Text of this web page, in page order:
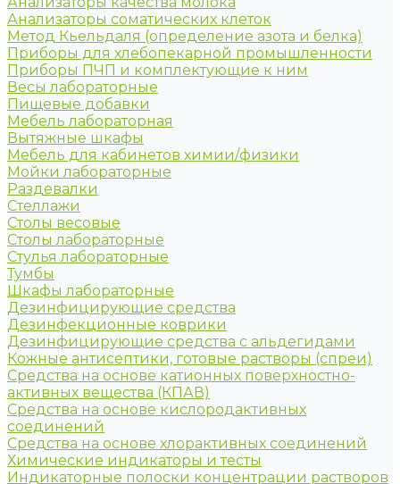
Анализаторы соматических клеток
Метод Кьельдаля (определение азота и белка)
Приборы для хлебопекарной промышленности
Приборы ПЧП и комплектующие к ним
Весы лабораторные
Пищевые добавки
Мебель лабораторная
Вытяжные шкафы
Мебель для кабинетов химии/физики
Мойки лабораторные
Раздевалки
Стеллажи
Столы весовые
Столы лабораторные
Стулья лабораторные
Тумбы
Шкафы лабораторные
Дезинфицирующие средства
Дезинфекционные коврики
Дезинфицирующие средства с альдегидами
Кожные антисептики, готовые растворы (спреи)
Средства на основе катионных поверхностно-
активных вещества (КПАВ)
Средства на основе кислородактивных
соединений
Средства на основе хлорактивных соединений
Химические индикаторы и тесты
Индикаторные полоски концентрации растворов